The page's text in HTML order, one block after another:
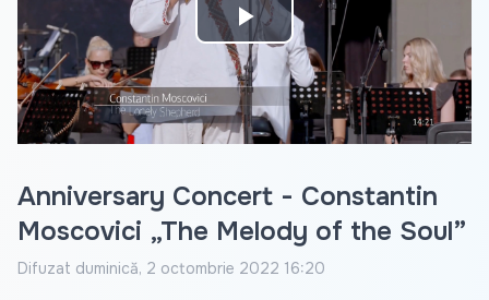
Play
Video
Anniversary Concert - Constantin
Moscovici „The Melody of the Soul”
Difuzat duminică, 2 octombrie 2022 16:20